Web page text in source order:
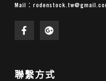
Mail：
聯繫方式